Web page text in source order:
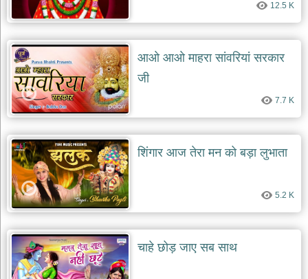
bhajans
12.5 K
आओ आओ माहरा सांवरियां सरकार
जी
7.7 K
शिंगार आज तेरा मन को बड़ा लुभाता
5.2 K
चाहे छोड़ जाए सब साथ